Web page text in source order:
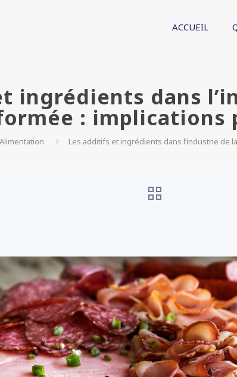
ACCUEIL
ingrédients dans
: implications
Alimentation Les additifs et ingrédients dans l’industrie de